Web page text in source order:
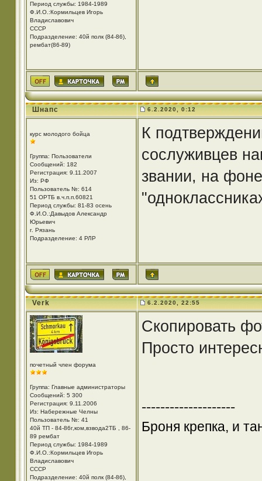
Период службы: 1984-1989
Ф.И.О.:Кормильцев Игорь
Владиславович
СССР
Подразделение: 40й полк (84-86),
рембат(86-89)
Шнапс 6.2.2020, 0:12
курс молодого бойца
Группа: Пользователи
Сообщений: 182
Регистрация: 9.11.2007
Из: РФ
Пользователь №: 614
51 ОРТБ в.ч.п.п.60821
Период службы: 81-83 осень
Ф.И.О.:Давыдов Александр
Юрьевич
г. Рязань
Подразделение: 4 РЛР
К
сослуживцев
звании, на
Verk 6.2.2020, 22:55
почетный член форума
Группа: Главные администраторы
Сообщений: 5 300
Регистрация: 9.11.2006
Из: Набережные Челны
Пользователь №: 41
40й ТП - 84-86г,ком,взвода2ТБ , 86-
89 рембат
Период службы: 1984-1989
Ф.И.О.:Кормильцев Игорь
Владиславович
СССР
Подразделение: 40й полк (84-86),
Скопировать
Просто
--------------------
Броня крепка, и